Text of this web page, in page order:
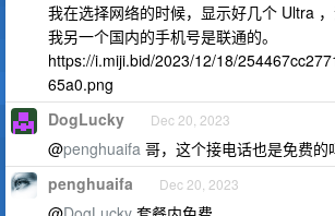
我在选择网络的时候，显示好几个 Ultra
我另一个国内的手机号是联通的。
https://i.miji.bid/2023/12/18/
65a0.png
DogLucky Dec 20, 2023
@penghuaifa 哥，这个接电话也是免费的
penghuaifa Dec 20, 2023